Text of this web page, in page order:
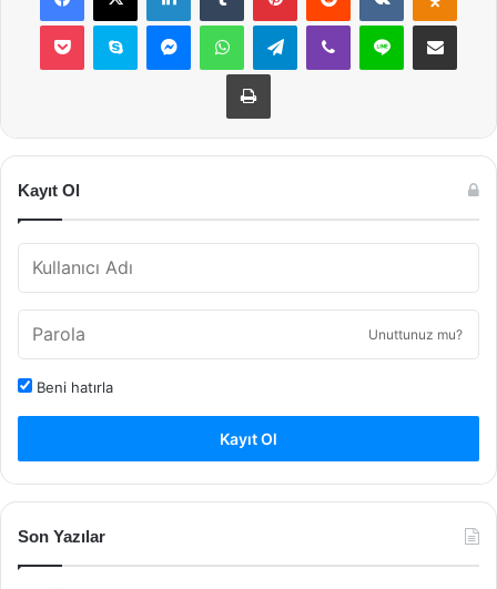
Pocket Skype MessengerWhatsAppTelegramViber Line E-Posta ile
Yazdır
Kayıt Ol
Unuttunuz mu?
Beni hatırla
Kayıt Ol
Son Yazılar